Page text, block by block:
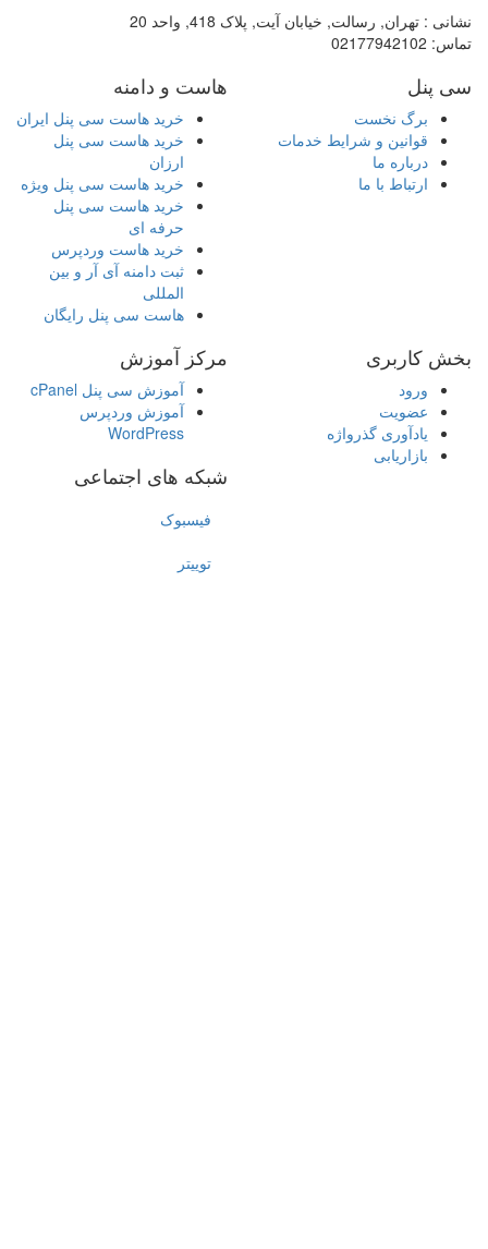
نشانی : تهران, رسالت, خیابان آیت, پلاک 418, واحد 20
تماس:
سی پنل
برگ نخست
قوانین و شرایط خدمات
درباره ما
ارتباط با ما
هاست و دامنه
خرید هاست سی پنل ایران
خرید هاست سی پنل
ارزان
خرید هاست سی پنل ویژه
خرید هاست سی پنل
حرفه ای
خرید هاست وردپرس
ثبت دامنه آی آر و بین
المللی
هاست سی پنل رایگان
بخش کاربری
ورود
عضویت
یادآوری گذرواژه
بازاریابی
مرکز آموزش
آموزش سی پنل cPanel
آموزش وردپرس
WordPress
شبکه های اجتماعی
فیسبوک
توییتر